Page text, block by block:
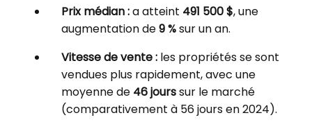
Prix médian :a atteint 491 500 $, une
augmentation de9 %sur un an.
Vitesse de vente : les propriétés se sont
vendues plus rapidement, avec une
moyenne de 46 jourssur le marché
(comparativement à 56 jours en 2024).